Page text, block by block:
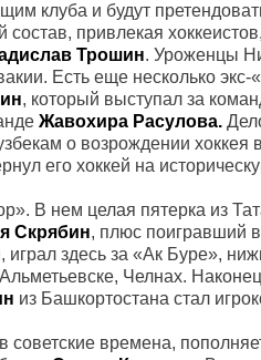
клуба и будут
состав, привлекая
Трошин. Уроженцы
Есть еще несколько экс-
, который выступал за
Жавохира Расулова.
о возрождении
его хоккей на
В нем целая пятерка из
Скрябин, плюс поигравший
играл здесь за «Ак Буре»,
Челнах.
из Башкортостана стал
советские времена,